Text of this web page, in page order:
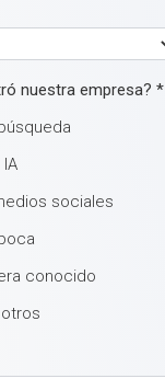
nuestra empresa?*
sociales
conocido